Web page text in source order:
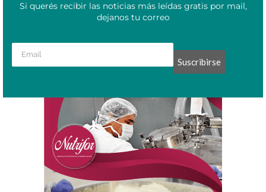
Si querés recibir las noticias más leídas gratis por mail,
dejanos tu correo
Suscribirse